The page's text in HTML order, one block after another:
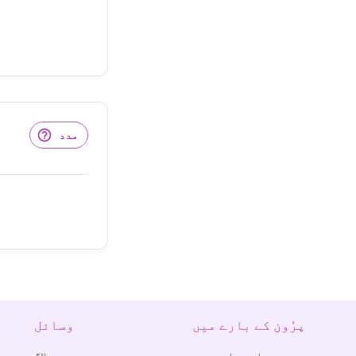
مدد
وسائل پرُون کے بارے میں